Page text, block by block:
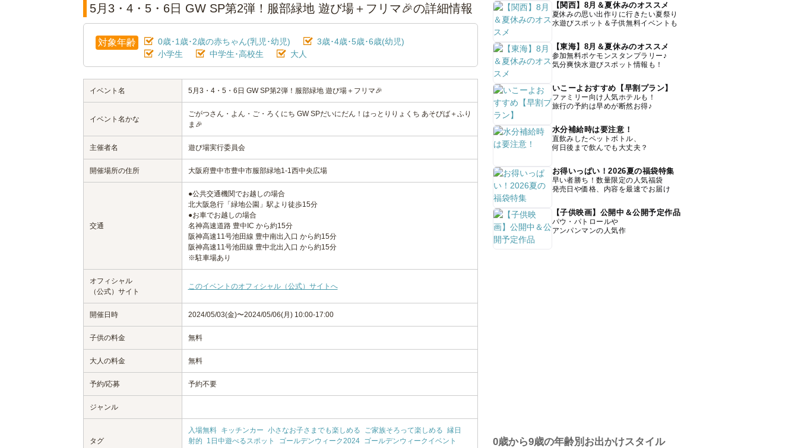
5月3・4・5・6日 GW SP第2弾！服部緑地 遊び場＋フリマ🎉の詳細情報
対象年齢 0歳･1歳･2歳の赤ちゃん(乳児･幼児)
3歳･4歳･5歳･6歳(幼児)
小学生
中学生･高校生 大人
イベント名 5月3・4・5・6日 GW SP第2弾！服部緑地 遊び場＋フリマ🎉
イベント名かな
ごがつさん・よん・ご・ろくにち GW SPだいにだん！はっとりりょくち あそびば＋ふり
ま🎉
主催者名 遊び場実行委員会
開催場所の住所 大阪府豊中市豊中市服部緑地1-1西中央広場
交通
●公共交通機関でお越しの場合
北大阪急行「緑地公園」駅より徒歩15分
●お車でお越しの場合
名神高速道路 豊中IC から約15分
阪神高速11号池田線 豊中南出入口 から約15分
阪神高速11号池田線 豊中北出入口 から約15分
※駐車場あり
オフィシャル
（公式）サイト
このイベントのオフィシャル（公式）サイトへ
開催日時 2024/05/03(金)〜2024/05/06(月) 10:00-17:00
子供の料金 無料
大人の料金 無料
予約/応募 予約不要
ジャンル
タグ
入場無料 キッチンカー 小さなお子さまでも楽しめる ご家族そろって楽しめる 縁日
射的
1日中遊べるスポット ゴールデンウィーク2024
ゴールデンウィークイベント
【関西】8月＆夏休みのオススメ
夏休みの思い出作りに行きたい夏祭り
水遊びスポット＆子供無料イベントも
【東海】8月＆夏休みのオススメ
参加無料ポケモンスタンプラリー♪
気分爽快水遊びスポット情報も！
いこーよおすすめ【早割プラン】
ファミリー向け人気ホテルも！
旅行の予約は早めが断然お得♪
水分補給時は要注意！
直飲みしたペットボトル、
何日後まで飲んでも大丈夫？
お得いっぱい！2026夏の福袋特集
早い者勝ち！数量限定の人気福袋
発売日や価格、内容を最速でお届け
【子供映画】公開中＆公開予定作品
パウ・パトロールや
アンパンマンの人気作
0歳から9歳の年齢別お出かけスタイル